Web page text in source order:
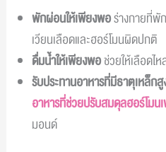
พักผ่อนให้เพียงพอร่างกายที่พั
เวียนเลือดและฮอร์โมนผิดปกติ
ดื่มน้ำให้เพียงพอช่วยให้เลือดไ
รับประทานอาหารที่มีธาตุเหล็ก
อาหารที่ช่วยปรับสมดุลฮอร์โม
มอนด์